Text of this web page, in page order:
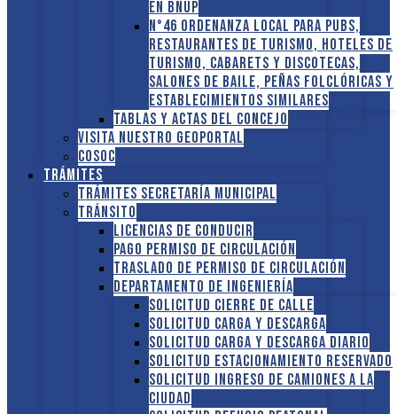
en BNUP
N°46 Ordenanza local para pubs,
restaurantes de turismo, hoteles de
turismo, cabarets y discotecas,
salones de baile, peñas folclóricas y
establecimientos similares
Tablas y Actas del Concejo
Visita nuestro GEOPORTAL
COSOC
Trámites
Trámites Secretaría Municipal
Tránsito
Licencias de conducir
Pago Permiso de Circulación
Traslado de Permiso de circulación
Departamento de Ingeniería
Solicitud Cierre de calle
Solicitud Carga y descarga
Solicitud Carga y descarga diario
Solicitud Estacionamiento reservado
Solicitud Ingreso de camiones a la
ciudad